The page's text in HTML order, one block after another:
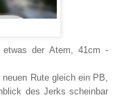
etwas der Atem, 41cm -
Rute gleich ein PB,
des Jerks scheinbar